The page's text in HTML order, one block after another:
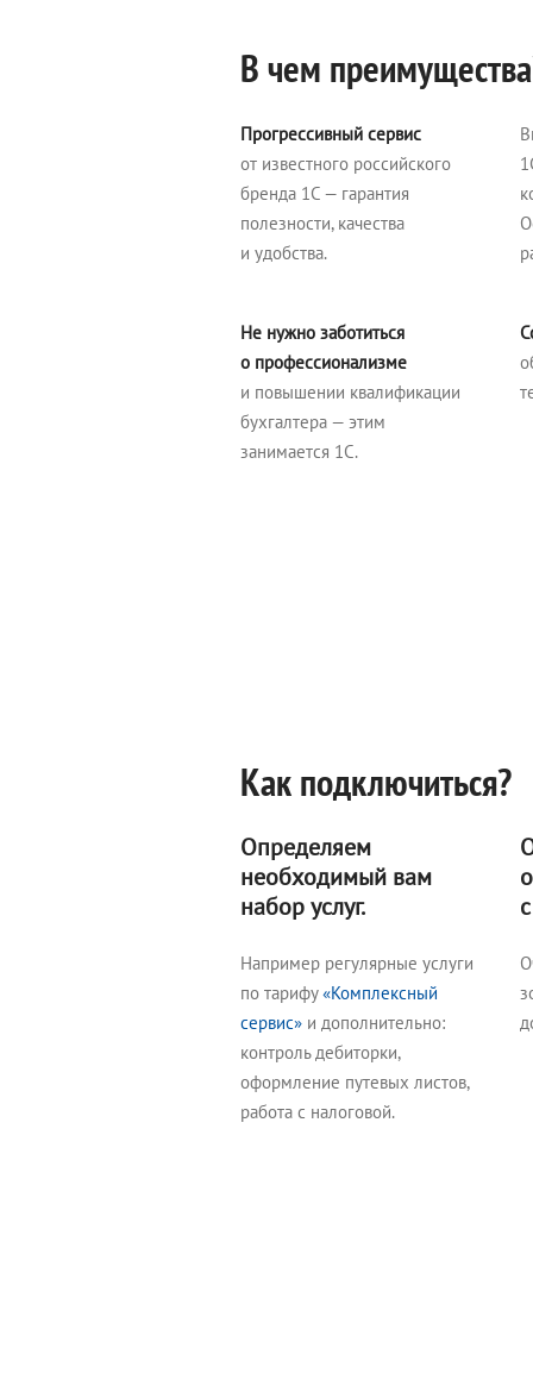
В чем
Прогрессивный сервис
от известного российского
бренда 1С — гарантия
полезности, качества
и удобства.
Не нужно заботиться
о профессионализме
и повышении квалификации
бухгалтера — этим
занимается 1С.
Как подключиться?
Определяем
необходимый вам
набор услуг.
Например регулярные услуги
по тарифу«Комплексный
сервис» и дополнительно:
контроль дебиторки,
оформление путевых листов,
работа с налоговой.